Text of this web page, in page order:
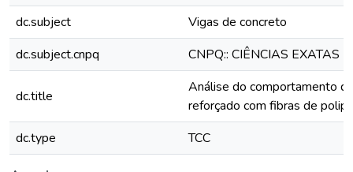
dc.subject
Vigas de concreto
dc.subject.cnpq
CNPQ:: CIÊNCIAS EXATAS
dc.title
Análise do comportamento
reforçado com fibras de
dc.type
TCC